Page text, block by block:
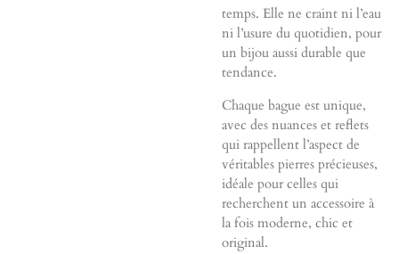
temps. Elle ne craint ni l’eau
ni l’usure du quotidien, pour
un bijou aussi durable que
tendance.
Chaque bague est unique,
avec des nuances et reflets
qui rappellent l’aspect de
véritables pierres précieuses,
idéale pour celles qui
recherchent un accessoire à
la fois moderne, chic et
original.